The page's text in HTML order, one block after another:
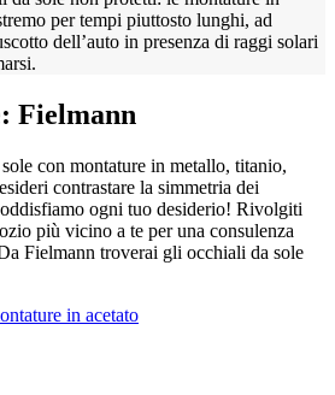
per tempi piuttosto lunghi, ad
dell’auto in presenza di raggi solari
Fielmann
con montature in metallo, titanio,
contrastare la simmetria dei
ogni tuo desiderio! Rivolgiti
più vicino a te per una consulenza
Fielmann troverai gli occhiali da sole
in acetato